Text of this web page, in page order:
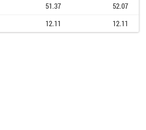
51.37
52.07
12.11 12.11